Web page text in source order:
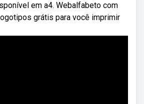
em a4. Webalfabeto com
grátis para você imprimir